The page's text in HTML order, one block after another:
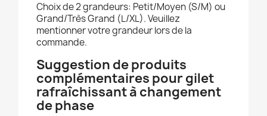
Choix de 2 grandeurs: Petit/Moyen (S/M) ou
Grand/Très Grand (L/XL). Veuillez
mentionner votre grandeur lors de la
commande.
Suggestion de produits
complémentaires pour gilet
rafraîchissant à changement
de phase